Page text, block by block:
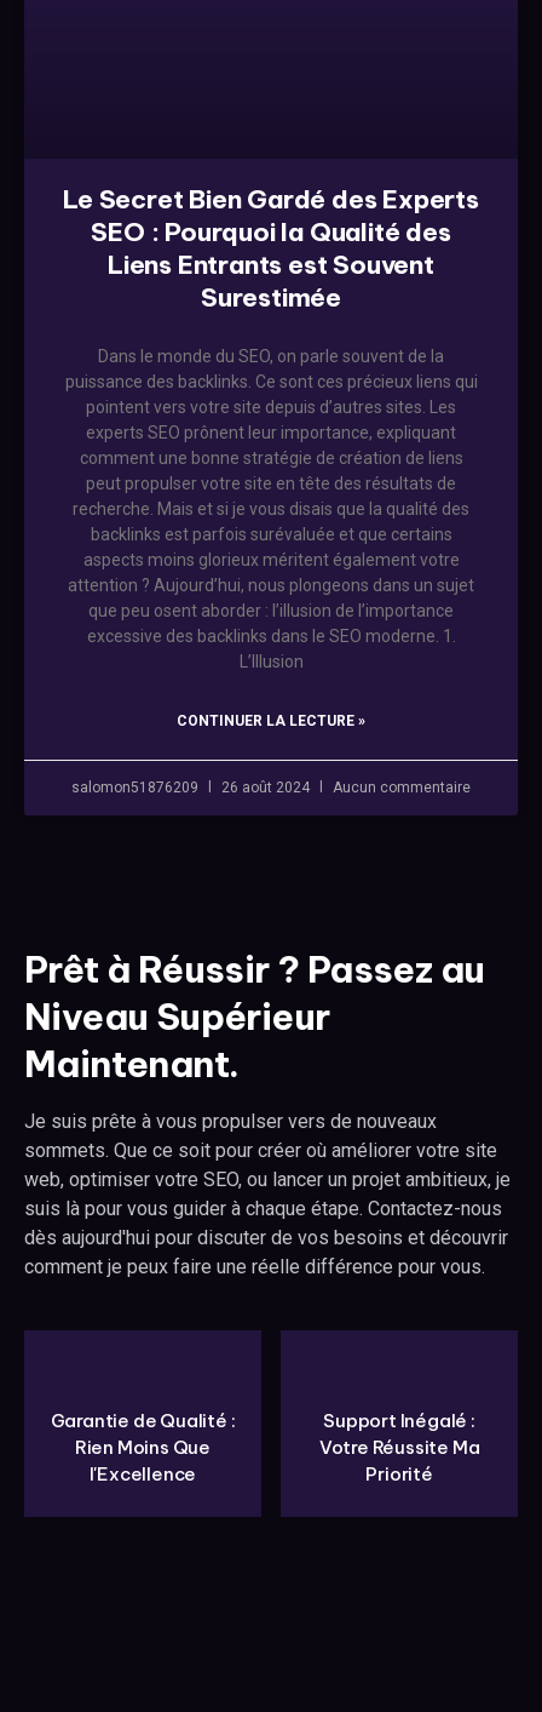
Le Secret Bien Gardé des Experts
SEO : Pourquoi la Qualité des
Liens Entrants est Souvent
Surestimée
Dans le monde du SEO, on parle souvent de la
puissance des backlinks. Ce sont ces précieux liens qui
pointent vers votre site depuis d’autres sites. Les
experts SEO prônent leur importance, expliquant
comment une bonne stratégie de création de liens
peut propulser votre site en tête des résultats de
recherche. Mais et si je vous disais que la qualité des
backlinks est parfois surévaluée et que certains
aspects moins glorieux méritent également votre
attention ? Aujourd’hui, nous plongeons dans un sujet
que peu osent aborder : l’illusion de l’importance
excessive des backlinks dans le SEO moderne. 1.
L’Illusion
CONTINUER LA LECTURE »
salomon51876209 26 août 2024 Aucun commentaire
Prêt à Réussir ? Passez au
Niveau Supérieur
Maintenant.
Je suis prête à vous propulser vers de nouveaux
sommets. Que ce soit pour créer où améliorer votre site
web, optimiser votre SEO, ou lancer un projet ambitieux, je
suis là pour vous guider à chaque étape. Contactez-nous
dès aujourd'hui pour discuter de vos besoins et découvrir
comment je peux faire une réelle différence pour vous.
Garantie de Qualité :
Rien Moins Que
l'Excellence
Support Inégalé :
Votre Réussite Ma
Priorité